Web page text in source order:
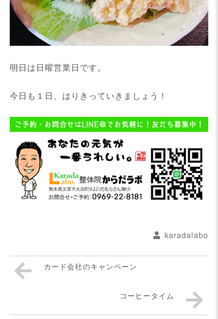
明日は日曜営業日です。
今日も１日、はりきっていきましょう！
karadalabo
カード会社のキャンペーン
コーヒータイム